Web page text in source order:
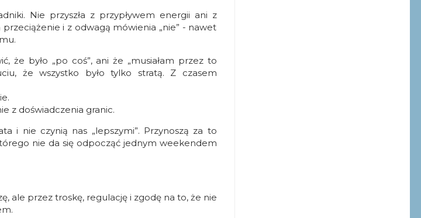
Nie przyszła z przypływem energii ani z
i z odwagą mówienia „nie” - nawet
że było „po coś”, ani że „musiałam przez to
że wszystko było tylko stratą. Z czasem
z doświadczenia granic.
i nie czynią nas „lepszymi”. Przynoszą za to
nie da się odpocząć jednym weekendem
ale przez troskę, regulację i zgodę na to, że nie